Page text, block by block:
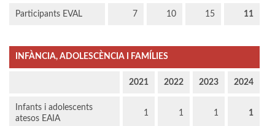
Participants EVAL 7 10 15 11
INFÀNCIA, ADOLESCÈNCIA I FAMÍLIES
2021 2022 2023 2024
Infants i adolescents
atesos EAIA
1 1 1 1